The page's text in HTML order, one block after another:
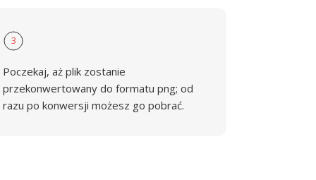
3
Poczekaj, aż plik zostanie
przekonwertowany do formatu png; od
razu po konwersji możesz go pobrać.